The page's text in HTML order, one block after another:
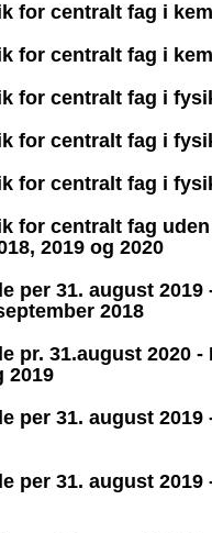
for centralt fag i
for centralt fag i
for centralt fag i
for centralt fag i
for centralt fag i
for centralt fag
2019 og 2020
per 31. august
2018
pr. 31.august 2020
2019
per 31. august
per 31. august